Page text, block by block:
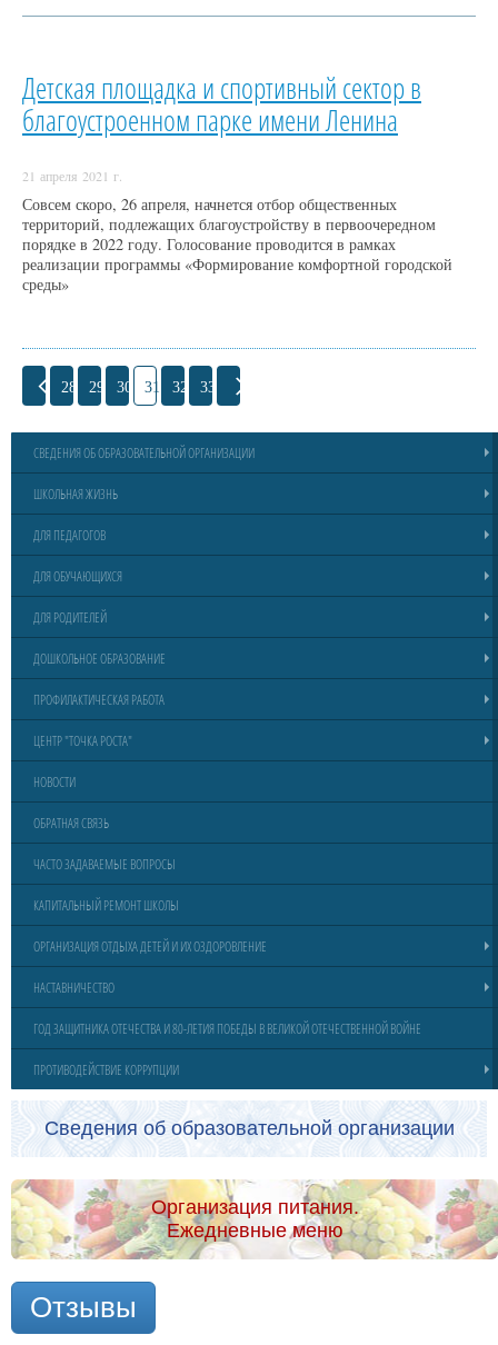
Детская площадка и спортивный сектор в
благоустроенном парке имени Ленина
21 апреля 2021 г.
Совсем скоро, 26 апреля, начнется отбор общественных
территорий, подлежащих благоустройству в первоочередном
порядке в 2022 году. Голосование проводится в рамках
реализации программы «Формирование комфортной городской
среды»
28 29 30 31 32 33
СВЕДЕНИЯ ОБ ОБРАЗОВАТЕЛЬНОЙ ОРГАНИЗАЦИИ
ШКОЛЬНАЯ ЖИЗНЬ
ДЛЯ ПЕДАГОГОВ
ДЛЯ ОБУЧАЮЩИХСЯ
ДЛЯ РОДИТЕЛЕЙ
ДОШКОЛЬНОЕ ОБРАЗОВАНИЕ
ПРОФИЛАКТИЧЕСКАЯ РАБОТА
ЦЕНТР "ТОЧКА РОСТА"
НОВОСТИ
ОБРАТНАЯ СВЯЗЬ
ЧАСТО ЗАДАВАЕМЫЕ ВОПРОСЫ
КАПИТАЛЬНЫЙ РЕМОНТ ШКОЛЫ
ОРГАНИЗАЦИЯ ОТДЫХА ДЕТЕЙ И ИХ ОЗДОРОВЛЕНИЕ
НАСТАВНИЧЕСТВО
ГОД ЗАЩИТНИКА ОТЕЧЕСТВА И 80-ЛЕТИЯ ПОБЕДЫ В ВЕЛИКОЙ ОТЕЧЕСТВЕННОЙ ВОЙНЕ
ПРОТИВОДЕЙСТВИЕ КОРРУПЦИИ
Сведения об образовательной организации
Организация питания.
Ежедневные меню
Отзывы